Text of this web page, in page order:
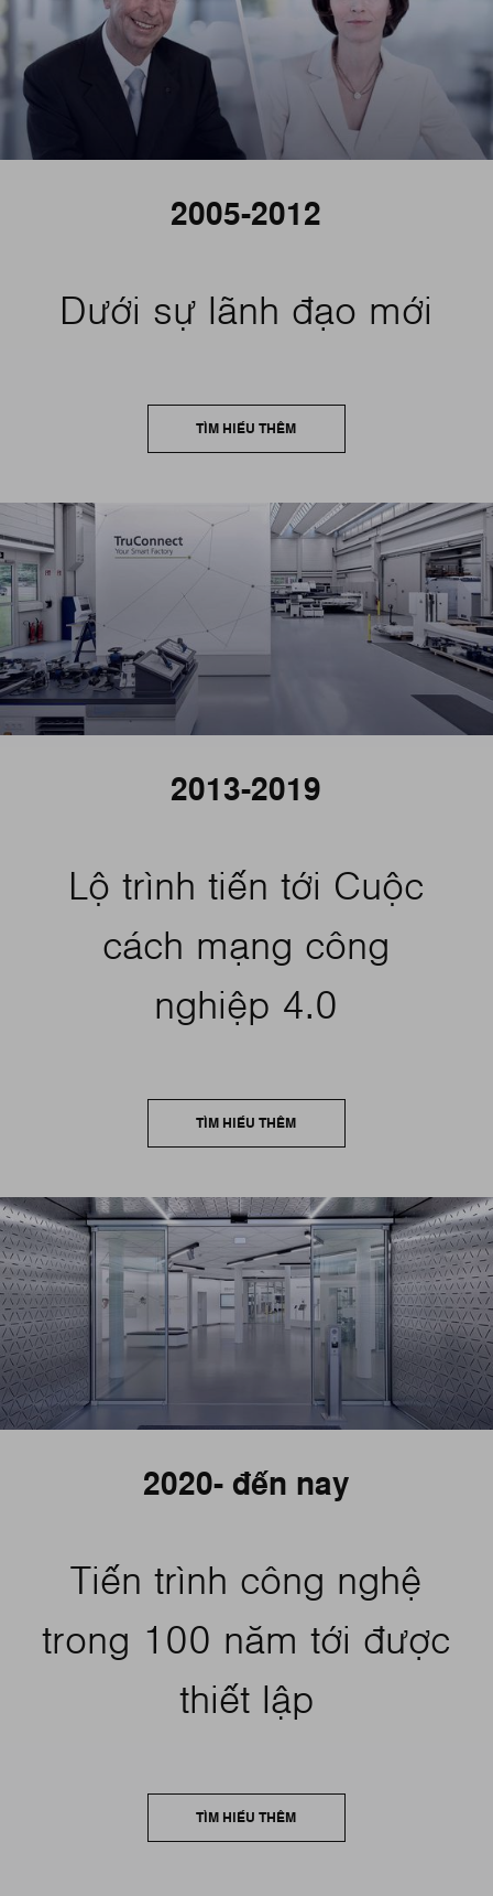
2005-2012
Dưới sự lãnh đạo mới
TÌM HIỂU THÊM
2013-2019
Lộ trình tiến tới Cuộc
cách mạng công
nghiệp 4.0
TÌM HIỂU THÊM
2020- đến nay
Tiến trình công nghệ
trong 100 năm tới được
thiết lập
TÌM HIỂU THÊM